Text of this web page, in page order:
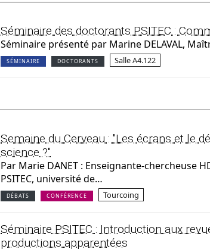
Séminaire des doctorants PSITEC :
Séminaire présenté par Marine DELAVAL,
SÉMINAIRE DOCTORANTS Salle A4.122
Semaine du Cerveau : "Les écrans et le
science ?"
Par Marie DANET : Enseignante-chercheuse
PSITEC, université de…
DÉBATS CONFÉRENCE Tourcoing
Séminaire PSITEC : Introduction aux
productions apparentées